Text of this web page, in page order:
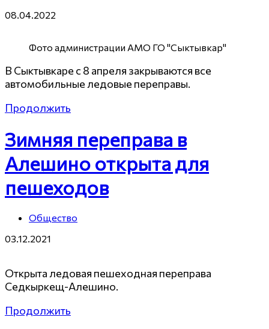
08.04.2022
Фото администрации АМО ГО "Сыктывкар"
В Сыктывкаре с 8 апреля закрываются все
автомобильные ледовые переправы.
Продолжить
Зимняя переправа в
Алешино открыта для
пешеходов
Общество
03.12.2021
Открыта ледовая пешеходная переправа
Седкыркещ-Алешино.
Продолжить